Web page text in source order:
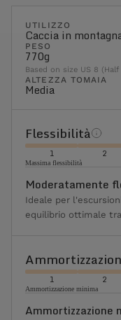
UTILIZZO
Caccia in
PESO
770g
Based on size US 8 (Half
ALTEZZA TOMAIA
Media
Flessibilità
1 2
Massima flessibilità
Moderatamente
Ideale per
equilibrio ottimale
1 2
Ammortizzazione minima
Ammortizzazione